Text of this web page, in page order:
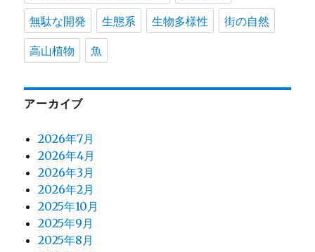
無駄な開発
生態系 生物多様性
街の自然
高山植物
魚
アーカイブ
2026年7月
2026年4月
2026年3月
2026年2月
2025年10月
2025年9月
2025年8月